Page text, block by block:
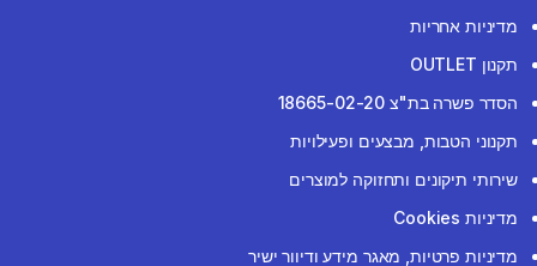
מדיניות אחריות
תקנון OUTLET
הסדר פשרה בת"צ 18665-02-20
תקנוני הטבות, מבצעים ופעילויות
שירותי תיקונים ותחזוקה למוצרים
מדיניות Cookies
מדיניות פרטיות, מאגר מידע ודיוור ישיר